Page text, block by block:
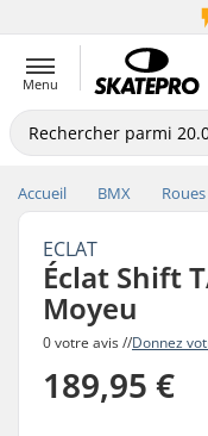
Menu
Accueil BMX
ECLAT
Éclat Shift
Moyeu
0 votre avis //Donnez
189,95 €